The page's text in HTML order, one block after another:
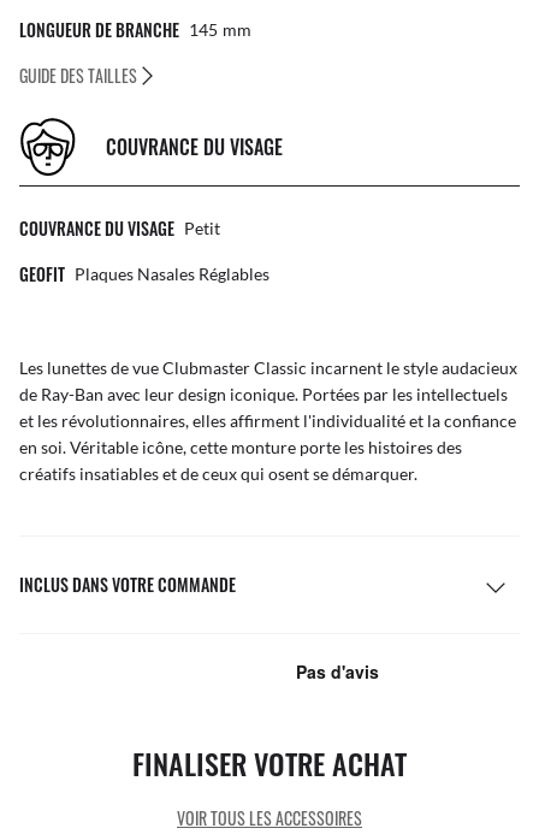
LONGUEUR DE BRANCHE 145 Mm
GUIDE DES TAILLES
COUVRANCE DU VISAGE
COUVRANCE DU VISAGE Petit
GEOFIT Plaques Nasales Réglables
Les lunettes de vue Clubmaster Classic incarnent le style audacieux
de Ray-Ban avec leur design iconique. Portées par les intellectuels
et les révolutionnaires, elles affirment l'individualité et la confiance
en soi. Véritable icône, cette monture porte les histoires des
créatifs insatiables et de ceux qui osent se démarquer.
INCLUS DANS VOTRE COMMANDE
FINALISER VOTRE ACHAT
VOIR TOUS LES ACCESSOIRES